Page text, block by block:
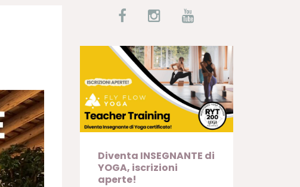
Diventa INSEGNANTE di
YOGA, iscrizioni
aperte!